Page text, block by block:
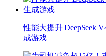
性能大提升 DeepSeek
成游戏